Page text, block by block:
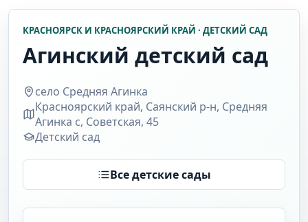
КРАСНОЯРСК И КРАСНОЯРСКИЙ КРАЙ · ДЕТСКИЙ САД
Агинский детский сад
село Средняя Агинка
Красноярский край, Саянский р-н, Средняя
Агинка с, Советская, 45
Детский сад
Все детские сады